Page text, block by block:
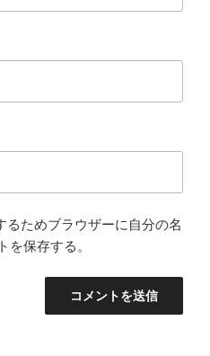
るためブラウザーに自分の名
を保存する。